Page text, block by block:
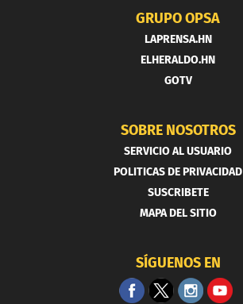
GRUPO OPSA
LAPRENSA.HN
ELHERALDO.HN
GOTV
SOBRE NOSOTROS
SERVICIO AL USUARIO
POLITICAS DE PRIVACIDAD
SUSCRIBETE
MAPA DEL SITIO
SÍGUENOS EN